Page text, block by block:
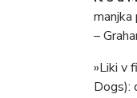
manjka
–
»Liki v
Dogs):